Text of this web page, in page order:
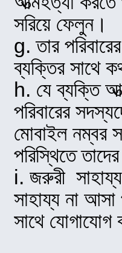
সরিয়ে ফেলুন।
g. তার
ব্যক্তির সাথে
h. যে ব্যক্তি
পরিবারের
মোবাইল নম্বর
পরিস্থিতে
i. জরুরী
সাহায্য না আসা
সাথে যোগাযোগ